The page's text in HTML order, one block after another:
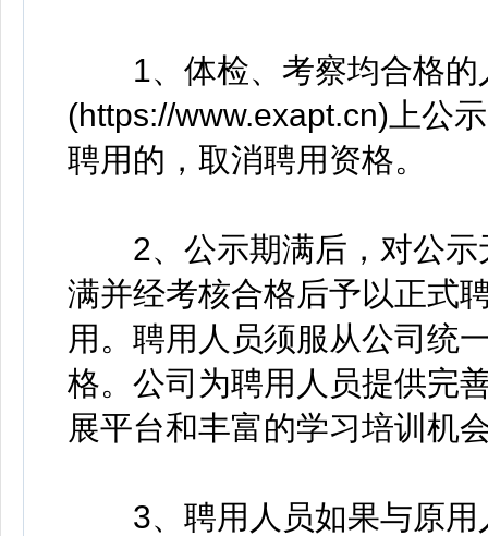
1、体检、考察均合格的
(https://www.exapt.cn)上公
聘用的，取消聘用资格。
2、公示期满后，对公示
满并经考核合格后予以正式
用。聘用人员须服从公司统
格。公司为聘用人员提供完
展平台和丰富的学习培训机
3、聘用人员如果与原用